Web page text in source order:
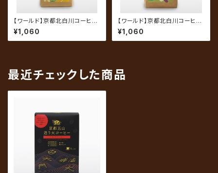
【ワールド】京都北白川コーヒ
ー はなやかブレンド 200g
（中挽き）
¥1,060
【ワールド】京都北白川コーヒ
ー ゆるやかブレンド 200g
（中挽き）
¥1,060
最近チェックした商品